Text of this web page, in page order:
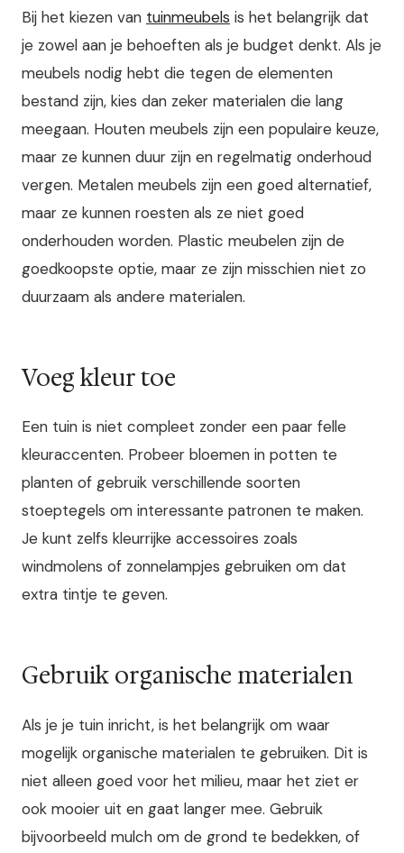
Bij het kiezen van tuinmeubels is het belangrijk dat
je zowel aan je behoeften als je budget denkt. Als je
meubels nodig hebt die tegen de elementen
bestand zijn, kies dan zeker materialen die lang
meegaan. Houten meubels zijn een populaire keuze,
maar ze kunnen duur zijn en regelmatig onderhoud
vergen. Metalen meubels zijn een goed alternatief,
maar ze kunnen roesten als ze niet goed
onderhouden worden. Plastic meubelen zijn de
goedkoopste optie, maar ze zijn misschien niet zo
duurzaam als andere materialen.
Voeg kleur toe
Een tuin is niet compleet zonder een paar felle
kleuraccenten. Probeer bloemen in potten te
planten of gebruik verschillende soorten
stoeptegels om interessante patronen te maken.
Je kunt zelfs kleurrijke accessoires zoals
windmolens of zonnelampjes gebruiken om dat
extra tintje te geven.
Gebruik organische materialen
Als je je tuin inricht, is het belangrijk om waar
mogelijk organische materialen te gebruiken. Dit is
niet alleen goed voor het milieu, maar het ziet er
ook mooier uit en gaat langer mee. Gebruik
bijvoorbeeld mulch om de grond te bedekken, of